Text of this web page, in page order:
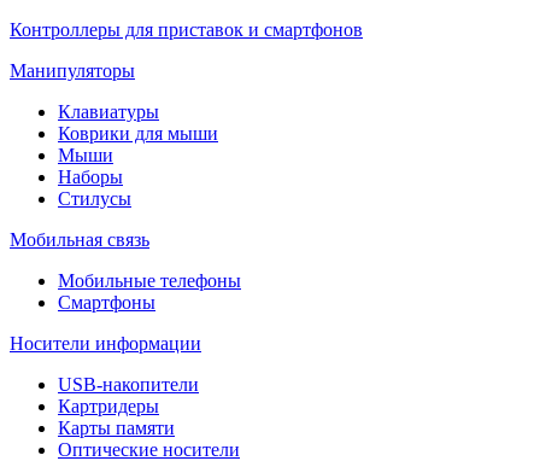
Контроллеры для приставок и смартфонов
Манипуляторы
Клавиатуры
Коврики для мыши
Мыши
Наборы
Стилусы
Мобильная связь
Мобильные телефоны
Смартфоны
Носители информации
USB-накопители
Картридеры
Карты памяти
Оптические носители